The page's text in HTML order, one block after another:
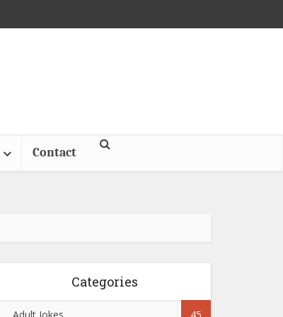
Contact
Categories